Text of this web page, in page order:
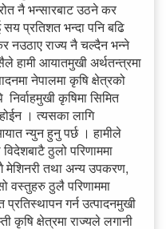
नै भन्सारबाट उठने कर
प्रतिशत भन्दा पनि बढि
नउठाए राज्य नै चल्दैन भन्ने
हामी आयातमुखी अर्थतन्त्रमा
नेपालमा कृषि क्षेत्रको
कृषिमा सिमित
। त्यसका लागि
न्युन हुनु पर्छ । हामीले
ठुलो परिणाममा
मेशिनरी तथा अन्य उपकरण,
वस्तुहरु ठुलै परिणाममा
गर्न उत्पादनमुखी
कृषि क्षेत्रमा राज्यले लगानी